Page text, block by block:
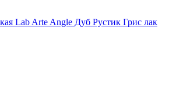
Lab Arte Angle Дуб Рустик Грис лак